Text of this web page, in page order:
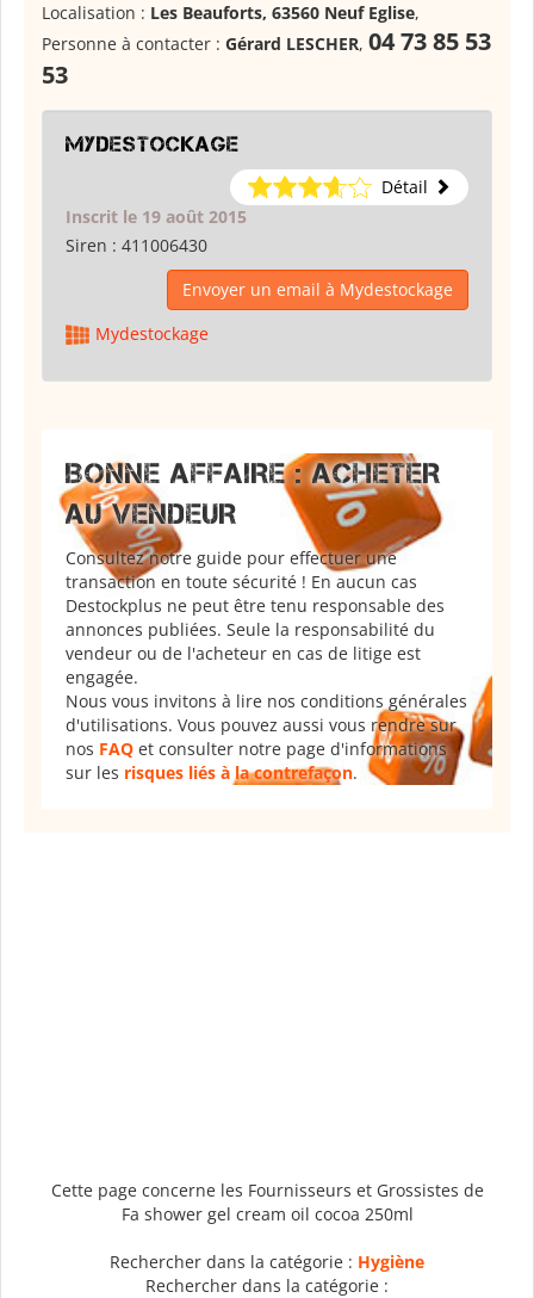
Localisation : Les Beauforts, 63560 Neuf Eglise,
Personne à contacter : Gérard LESCHER, 04 73 85 53
53
Mydestockage
Détail
Inscrit le 19 août 2015
Siren : 411006430
Envoyer un email à Mydestockage
Mydestockage
BONNE AFFAIRE : ACHETER
AU VENDEUR
Consultez notre guide pour effectuer une
transaction en toute sécurité ! En aucun cas
Destockplus ne peut être tenu responsable des
annonces publiées. Seule la responsabilité du
vendeur ou de l'acheteur en cas de litige est
engagée.
Nous vous invitons à lire nos conditions générales
d'utilisations. Vous pouvez aussi vous rendre sur
nos FAQ et consulter notre page d'informations
sur les risques liés à la contrefaçon.
Cette page concerne les Fournisseurs et Grossistes de
Fa shower gel cream oil cocoa 250ml
Rechercher dans la catégorie : Hygiène
Rechercher dans la catégorie :